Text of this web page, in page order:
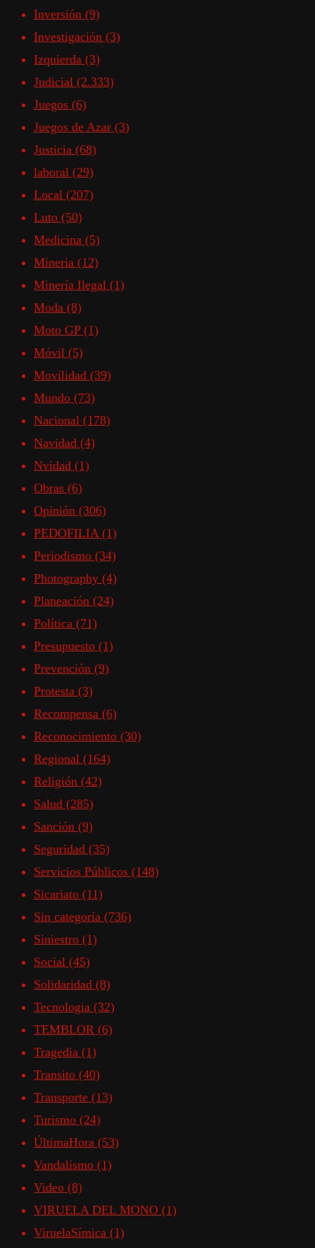
Inversión (9)
Investigación (3)
Izquierda (3)
Judicial (2.333)
Juegos (6)
Juegos de Azar (3)
Justicia (68)
laboral (29)
Local (207)
Luto (50)
Medicina (5)
Mineria (12)
Minería Ilegal (1)
Moda (8)
Moto GP (1)
Móvil (5)
Movilidad (39)
Mundo (73)
Nacional (178)
Navidad (4)
Nvidad (1)
Obras (6)
Opinión (306)
PEDOFILIA (1)
Periodismo (34)
Photography (4)
Planeación (24)
Política (71)
Presupuesto (1)
Prevención (9)
Protesta (3)
Recompensa (6)
Reconocimiento (30)
Regional (164)
Religión (42)
Salud (285)
Sanción (9)
Seguridad (35)
Servicios Públicos (148)
Sicariato (11)
Sin categoría (736)
Siniestro (1)
Social (45)
Solidaridad (8)
Tecnologia (32)
TEMBLOR (6)
Tragedia (1)
Transito (40)
Transporte (13)
Turismo (24)
ÚltimaHora (53)
Vandalismo (1)
Video (8)
VIRUELA DEL MONO (1)
ViruelaSímica (1)